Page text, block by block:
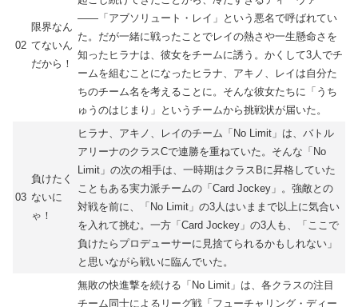
02
限界なん
てないん
だから！
――「アブソリュート・レイ」という悪名で呼ばれてい
た。だが一緒に戦ったことでレイの熱さや一生懸命さを
知ったヒラナは、彼女をチームに誘う。かくして3人でチ
ームを組むことになったヒラナ、アキノ、レイは自分た
ちのチーム名を考えることに。そんな彼女たちに「うち
ゅうのはじまり」というチームから挑戦状が届いた。
03
負けたく
ないに
ゃ！
ヒラナ、アキノ、レイのチーム「No Limit」は、バトル
アリーナのクラスCで連勝を重ねていた。そんな「No
Limit」の次の相手は、一時期はクラスBに昇格していた
こともある実力派チームの「Card Jockey」。強敵との
対戦を前に、「No Limit」の3人はいままで以上に気合い
を入れて挑む。一方「Card Jockey」の3人も、「ここで
負けたらプロデューサーに見捨てられるかもしれない」
と思いながら戦いに臨んでいた。
無敗の快進撃を続ける「No Limit」は、各クラスの注目
チーム同士によるリーグ戦「フューチャリング・ディー